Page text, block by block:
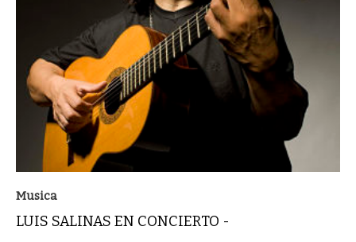
Musica
LUIS SALINAS EN CONCIERTO -